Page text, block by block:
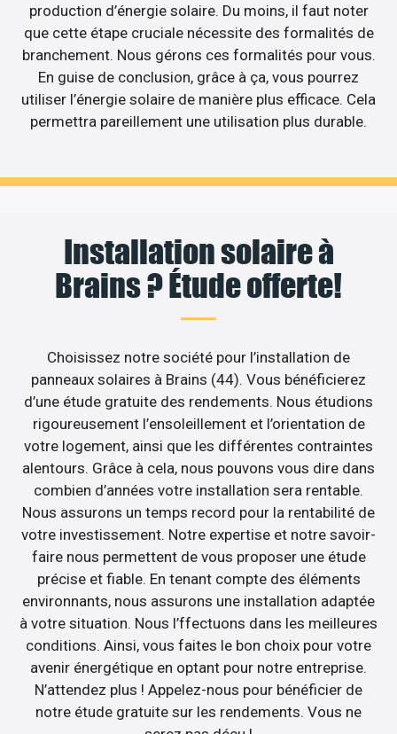
production d’énergie solaire. Du moins, il faut noter
que cette étape cruciale nécessite des formalités de
branchement. Nous gérons ces formalités pour vous.
En guise de conclusion, grâce à ça, vous pourrez
utiliser l’énergie solaire de manière plus efficace. Cela
permettra pareillement une utilisation plus durable.
Installation solaire à
Brains ? Étude offerte!
Choisissez notre société pour l’installation de
panneaux solaires à Brains (44). Vous bénéficierez
d’une étude gratuite des rendements. Nous étudions
rigoureusement l’ensoleillement et l’orientation de
votre logement, ainsi que les différentes contraintes
alentours. Grâce à cela, nous pouvons vous dire dans
combien d’années votre installation sera rentable.
Nous assurons un temps record pour la rentabilité de
votre investissement. Notre expertise et notre savoir-
faire nous permettent de vous proposer une étude
précise et fiable. En tenant compte des éléments
environnants, nous assurons une installation adaptée
à votre situation. Nous l’ffectuons dans les meilleures
conditions. Ainsi, vous faites le bon choix pour votre
avenir énergétique en optant pour notre entreprise.
N’attendez plus ! Appelez-nous pour bénéficier de
notre étude gratuite sur les rendements. Vous ne